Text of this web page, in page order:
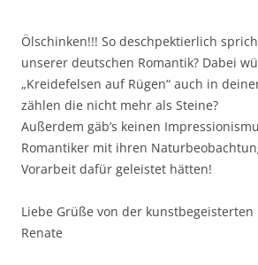
Ölschinken!!! So deschpektierlich
unserer deutschen Romantik? Dabei
„Kreidefelsen auf Rügen“ auch in
zählen die nicht mehr als Steine?
Außerdem gäb’s keinen
Romantiker mit ihren
Vorarbeit dafür geleistet hätten!
Liebe Grüße von der kunstbegeisterten
Renate